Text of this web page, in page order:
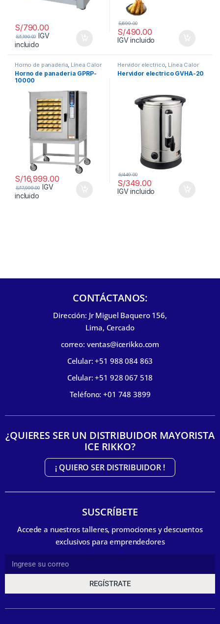
S/790.00
S/1,190.00 IGV
incluido
S/490.00
S/699.00
IGV incluido
Horno de panaderia Línea Calor
Horno de panadería GPRP-
10000
S/16,999.00
S/17,999.00 IGV
incluido
Hervidor electrico Línea Calor
Hervidor electrico GVHA-20
S/349.00
S/449.00
IGV incluido
CONTÁCTANOS:
Dirección: Jr Miguel Baquero 156,
Lima, Cercado
correo: ventas@icerikko.com
Celular: +51 988 084 863
Celular: +51 928 067 518
Teléfono: +01 748 3899
¿QUIERES SER UN DISTRIBUIDOR MAYORISTA
ICE RIKKO?
¡ QUIERO SER DISTRIBUIDOR !
SUSCRÍBETE
Accede a nuestros talleres, promociones y descuentos
exclusivos para emprendedores
REGÍSTRATE